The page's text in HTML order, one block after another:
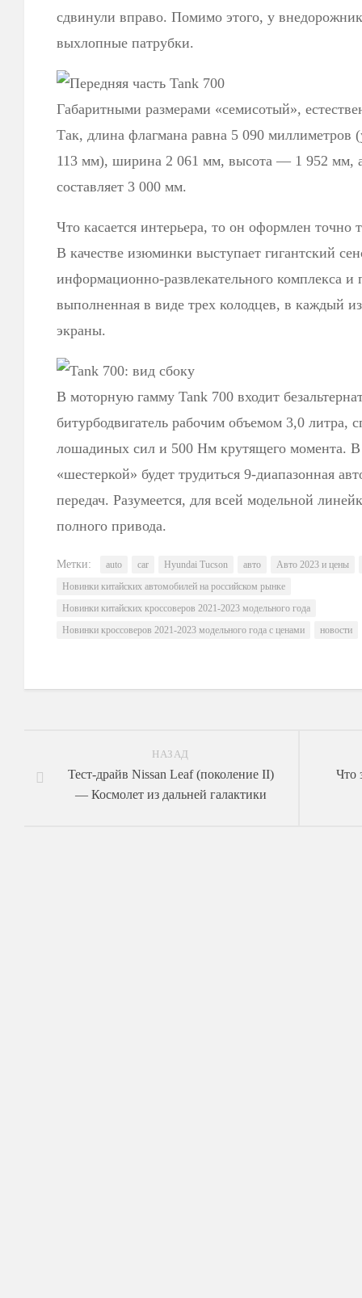
сдвинули вправо. Помимо этого, у
выхлопные патрубки.
Габаритными размерами «семисотый»,
Так, длина флагмана равна 5 090 миллиметров
113 мм), ширина 2 061 мм, высота — 1 952 мм,
составляет 3 000 мм.
Что касается интерьера, то он оформлен точно
В качестве изюминки выступает гигантский
информационно-развлекательного комплекса и
выполненная в виде трех колодцев, в каждый
экраны.
В моторную гамму Tank 700 входит
битурбодвигатель рабочим объемом 3,0 литра,
лошадиных сил и 500 Нм крутящего момента. В
«шестеркой» будет трудиться 9-диапазонная
передач. Разумеется, для всей модельной
полного привода.
Метки: auto car Hyundai Tucson авто
Авто 2023 и цены
Новинки китайских автомобилей на российском рынке
Новинки китайских кроссоверов 2021-2023 модельного года
Новинки кроссоверов 2021-2023 модельного года с ценами
новости
Что
НАЗАД
Тест-драйв Nissan Leaf (поколение II)
— Космолет из дальней галактики